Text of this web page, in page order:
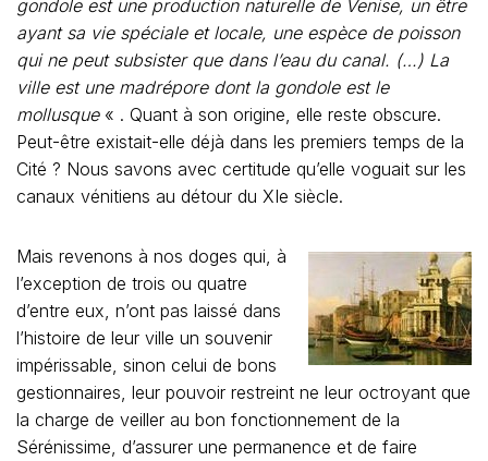
gondole est une production naturelle de Venise, un être
ayant sa vie spéciale et locale, une espèce de poisson
qui ne peut subsister que dans l’eau du canal. (…) La
ville est une madrépore dont la gondole est le
mollusque« . Quant à son origine, elle reste obscure.
Peut-être existait-elle déjà dans les premiers temps de la
Cité ? Nous savons avec certitude qu’elle voguait sur les
canaux vénitiens au détour du XIe siècle.
Mais revenons à nos doges qui, à
l’exception de trois ou quatre
d’entre eux, n’ont pas laissé dans
l’histoire de leur ville un souvenir
impérissable, sinon celui de bons
gestionnaires, leur pouvoir restreint ne leur octroyant que
la charge de veiller au bon fonctionnement de la
Sérénissime, d’assurer une permanence et de faire